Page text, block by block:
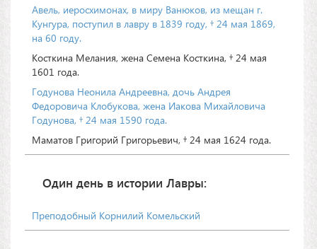
Авель, иеросхимонах, в миру Ванюков, из мещан г.
Кунгура, поступил в лавру в 1839 году, † 24 мая 1869,
на 60 году.
Косткина Мелания, жена Семена Косткина, † 24 мая
1601 года.
Годунова Неонила Андреевна, дочь Андрея
Федоровича Клобукова, жена Иакова Михайловича
Годунова, † 24 мая 1590 года.
Маматов Григорий Григорьевич, † 24 мая 1624 года.
Один день в истории Лавры:
Преподобный Корнилий Комельский